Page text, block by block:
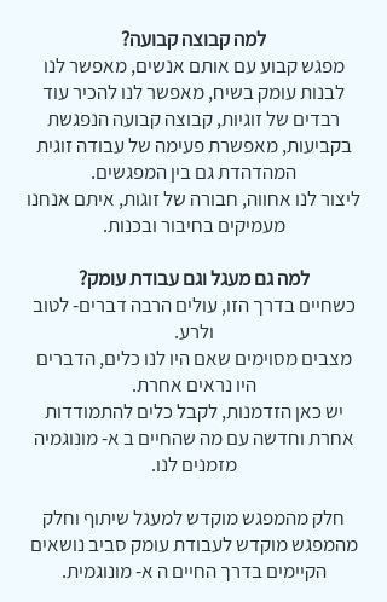
למה קבוצה קבועה?
מפגש קבוע עם אותם אנשים, מאפשר לנו
לבנות עומק בשיח, מאפשר לנו להכיר עוד
רבדים של זוגיות, קבוצה קבועה הנפגשת
בקביעות, מאפשרת פעימה של עבודה זוגית
המהדהדת גם בין המפגשים.
ליצור לנו אחווה, חבורה של זוגות, איתם אנחנו
מעמיקים בחיבור ובכנות.
למה גם מעגל וגם עבודת עומק?
כשחיים בדרך הזו, עולים הרבה דברים- לטוב
ולרע.
מצבים מסוימים שאם היו לנו כלים, הדברים
היו נראים אחרת.
יש כאן הזדמנות, לקבל כלים להתמודדות
אחרת וחדשה עם מה שהחיים ב א- מונוגמיה
מזמנים לנו.
חלק מהמפגש מוקדש למעגל שיתוף וחלק
מהמפגש מוקדש לעבודת עומק סביב נושאים
הקיימים בדרך החיים ה א- מונוגמית.